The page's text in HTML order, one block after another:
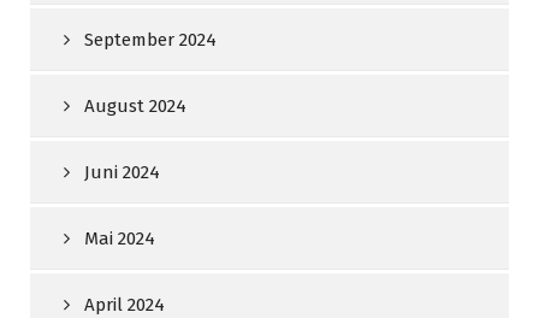
September 2024
August 2024
Juni 2024
Mai 2024
April 2024